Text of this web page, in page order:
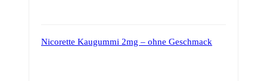
Nicorette Kaugummi 2mg – ohne Geschmack